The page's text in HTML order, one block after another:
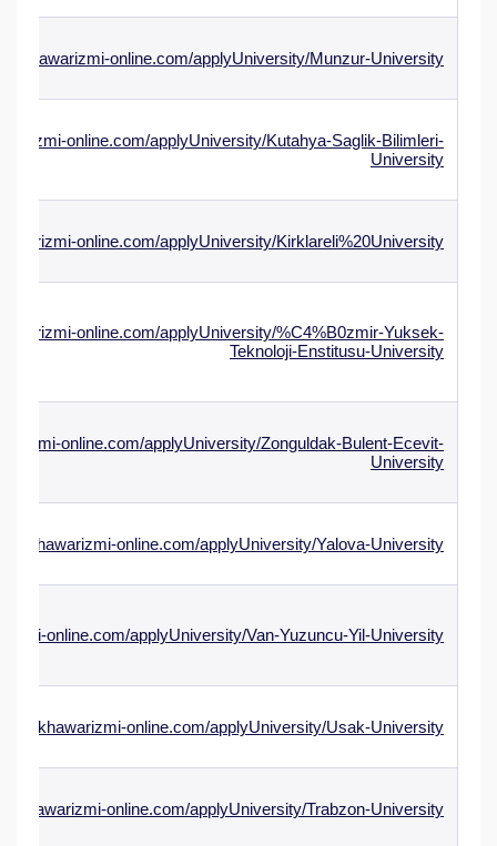
online.com/applyUniversity/Munzur-University
online.com/applyUniversity/Kutahya-Saglik-Bilimleri-
University
online.com/applyUniversity/Kirklareli%20University
online.com/applyUniversity/%C4%B0zmir-Yuksek-
Teknoloji-Enstitusu-University
online.com/applyUniversity/Zonguldak-Bulent-Ecevit-
University
online.com/applyUniversity/Yalova-University
online.com/applyUniversity/Van-Yuzuncu-Yil-University
online.com/applyUniversity/Usak-University
online.com/applyUniversity/Trabzon-University